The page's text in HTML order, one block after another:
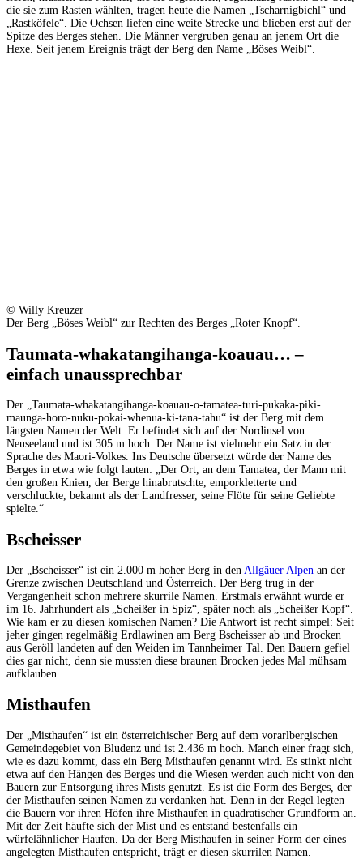
die sie zum Rasten wählten, tragen heute die Namen „Tscharnigbichl“ und
„Rastköfele“. Die Ochsen liefen eine weite Strecke und blieben erst auf der
Spitze des Berges stehen. Die Männer vergruben genau an jenem Ort die
Hexe. Seit jenem Ereignis trägt der Berg den Name „Böses Weibl“.
© Willy Kreuzer
Der Berg „Böses Weibl“ zur Rechten des Berges „Roter Knopf“.
Taumata-whakatangihanga-koauau… –
einfach unaussprechbar
Der „Taumata-whakatangihanga-koauau-o-tamatea-turi-pukaka-piki-
maunga-horo-nuku-pokai-whenua-ki-tana-tahu“ ist der Berg mit dem
längsten Namen der Welt. Er befindet sich auf der Nordinsel von
Neuseeland und ist 305 m hoch. Der Name ist vielmehr ein Satz in der
Sprache des Maori-Volkes. Ins Deutsche übersetzt würde der Name des
Berges in etwa wie folgt lauten: „Der Ort, an dem Tamatea, der Mann mit
den großen Knien, der Berge hinabrutschte, emporkletterte und
verschluckte, bekannt als der Landfresser, seine Flöte für seine Geliebte
spielte.“
Bscheisser
Der „Bscheisser“ ist ein 2.000 m hoher Berg in den Allgäuer Alpen an der
Grenze zwischen Deutschland und Österreich. Der Berg trug in der
Vergangenheit schon mehrere skurrile Namen. Erstmals erwähnt wurde er
im 16. Jahrhundert als „Scheißer in Spiz“, später noch als „Scheißer Kopf“.
Wie kam er zu diesen komischen Namen? Die Antwort ist recht simpel: Seit
jeher gingen regelmäßig Erdlawinen am Berg Bscheisser ab und Brocken
aus Geröll landeten auf den Weiden im Tannheimer Tal. Den Bauern gefiel
dies gar nicht, denn sie mussten diese braunen Brocken jedes Mal mühsam
aufklauben.
Misthaufen
Der „Misthaufen“ ist ein österreichischer Berg auf dem vorarlbergischen
Gemeindegebiet von Bludenz und ist 2.436 m hoch. Manch einer fragt sich,
wie es dazu kommt, dass ein Berg Misthaufen genannt wird. Es stinkt nicht
etwa auf den Hängen des Berges und die Wiesen werden auch nicht von den
Bauern zur Entsorgung ihres Mists genutzt. Es ist die Form des Berges, der
der Misthaufen seinen Namen zu verdanken hat. Denn in der Regel legten
die Bauern vor ihren Höfen ihre Misthaufen in quadratischer Grundform an.
Mit der Zeit häufte sich der Mist und es entstand bestenfalls ein
würfelähnlicher Haufen. Da der Berg Misthaufen in seiner Form der eines
angelegten Misthaufen entspricht, trägt er diesen skurrilen Namen.